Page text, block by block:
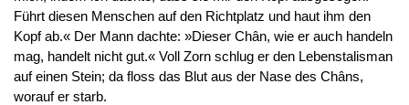
Führt diesen Menschen auf den Richtplatz und haut ihm den
Kopf ab.« Der Mann dachte: »Dieser Chân, wie er auch handeln
mag, handelt nicht gut.« Voll Zorn schlug er den Lebenstalisman
auf einen Stein; da floss das Blut aus der Nase des Châns,
worauf er starb.